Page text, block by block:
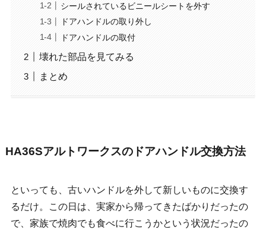
シールされているビニールシートを外す
ドアハンドルの取り外し
ドアハンドルの取付
壊れた部品を見てみる
まとめ
HA36Sアルトワークスのドアハンドル交換方法
といっても、古いハンドルを外して新しいものに交換す
るだけ。この日は、実家から帰ってきたばかりだったの
で、家族で焼肉でも食べに行こうかという状況だったの